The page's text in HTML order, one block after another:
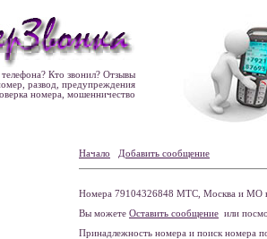
Кто звонил? Отзывы
развод, предупреждения
номера, мошенничество
Начало Добавить сообщение
Номера 79104326848 МТС, Москва и МО
Вы можете Оставить сообщение или
Принадлежность номера и поиск номера